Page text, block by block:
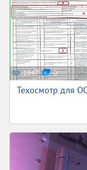
1947 0
Техосмотр для